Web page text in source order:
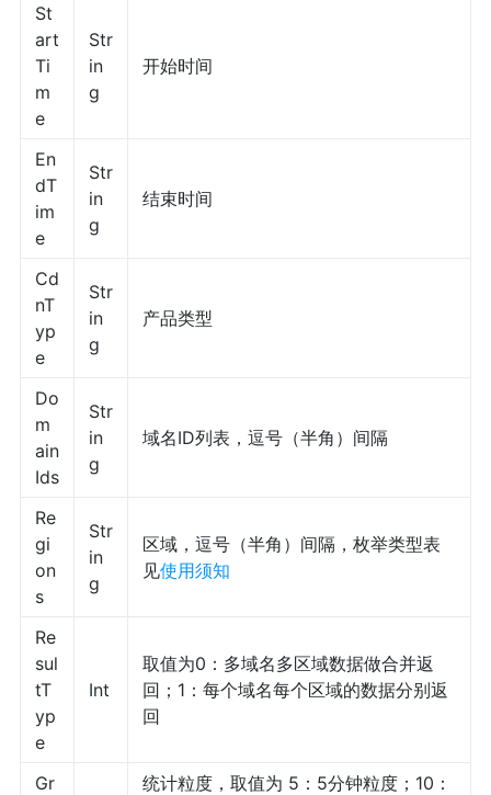
St
art
Ti
m
e
Str
in
g
开始时间
En
dT
im
e
Str
in
g
结束时间
Cd
nT
yp
e
Str
in
g
产品类型
Do
m
ain
Ids
Str
in
g
域名ID列表，逗号（半角）间隔
Re
gi
on
s
Str
in
g
区域，逗号（半角）间隔，枚举类型表
见使用须知
Re
sul
tT
yp
e
Int
取值为0：多域名多区域数据做合并返
回；1：每个域名每个区域的数据分别返
回
Gr
统计粒度，取值为 5：5分钟粒度；10：